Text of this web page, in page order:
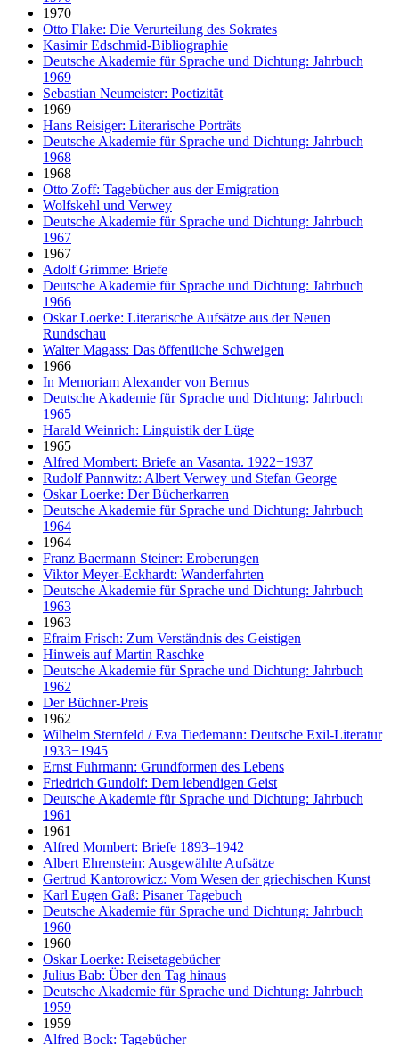
1970
Otto Flake: Die Verurteilung des Sokrates
Kasimir Edschmid-Bibliographie
Deutsche Akademie für Sprache und Dichtung: Jahrbuch
1969
Sebastian Neumeister: Poetizität
1969
Hans Reisiger: Literarische Porträts
Deutsche Akademie für Sprache und Dichtung: Jahrbuch
1968
1968
Otto Zoff: Tagebücher aus der Emigration
Wolfskehl und Verwey
Deutsche Akademie für Sprache und Dichtung: Jahrbuch
1967
1967
Adolf Grimme: Briefe
Deutsche Akademie für Sprache und Dichtung: Jahrbuch
1966
Oskar Loerke: Literarische Aufsätze aus der Neuen
Rundschau
Walter Magass: Das öffentliche Schweigen
1966
In Memoriam Alexander von Bernus
Deutsche Akademie für Sprache und Dichtung: Jahrbuch
1965
Harald Weinrich: Linguistik der Lüge
1965
Alfred Mombert: Briefe an Vasanta. 1922−1937
Rudolf Pannwitz: Albert Verwey und Stefan George
Oskar Loerke: Der Bücherkarren
Deutsche Akademie für Sprache und Dichtung: Jahrbuch
1964
1964
Franz Baermann Steiner: Eroberungen
Viktor Meyer-Eckhardt: Wanderfahrten
Deutsche Akademie für Sprache und Dichtung: Jahrbuch
1963
1963
Efraim Frisch: Zum Verständnis des Geistigen
Hinweis auf Martin Raschke
Deutsche Akademie für Sprache und Dichtung: Jahrbuch
1962
Der Büchner-Preis
1962
Wilhelm Sternfeld / Eva Tiedemann: Deutsche Exil-Literatur
1933−1945
Ernst Fuhrmann: Grundformen des Lebens
Friedrich Gundolf: Dem lebendigen Geist
Deutsche Akademie für Sprache und Dichtung: Jahrbuch
1961
1961
Alfred Mombert: Briefe 1893–1942
Albert Ehrenstein: Ausgewählte Aufsätze
Gertrud Kantorowicz: Vom Wesen der griechischen Kunst
Karl Eugen Gaß: Pisaner Tagebuch
Deutsche Akademie für Sprache und Dichtung: Jahrbuch
1960
1960
Oskar Loerke: Reisetagebücher
Julius Bab: Über den Tag hinaus
Deutsche Akademie für Sprache und Dichtung: Jahrbuch
1959
1959
Alfred Bock: Tagebücher